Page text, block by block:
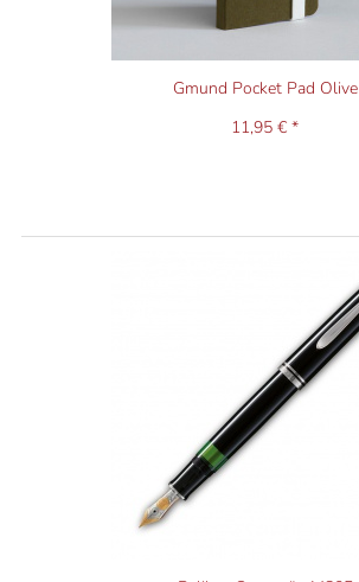
Gmund Pocket Pad Olive
11,95 € *